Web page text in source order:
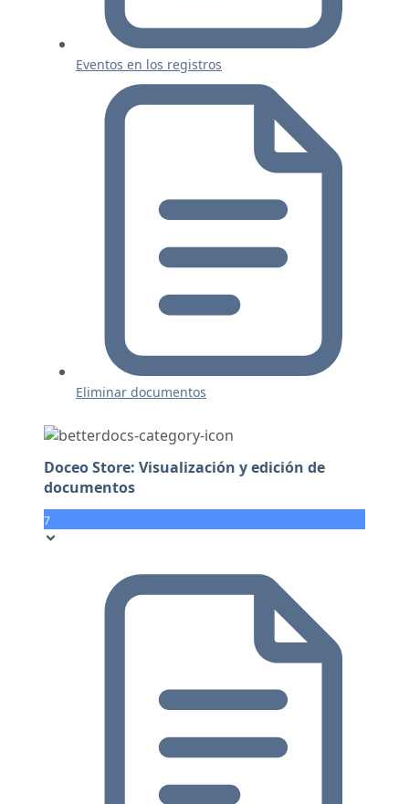
Eventos en los registros
Eliminar documentos
Doceo Store: Visualización y edición de
documentos
7